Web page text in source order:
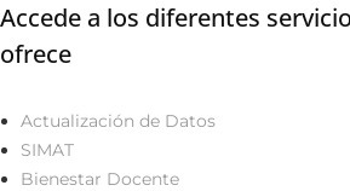
Accede a los diferentes
ofrece
Actualización de Datos
SIMAT
Bienestar Docente